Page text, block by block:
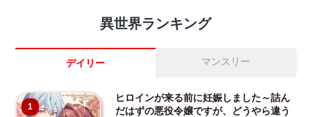
異世界ランキング
デイリー マンスリー
1
ヒロインが来る前に妊娠しました～詰ん
だはずの悪役令嬢ですが、どうやら違う